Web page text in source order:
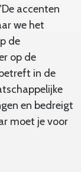
accenten
we het
de
op de
in de
en bedreigt
moet je voor